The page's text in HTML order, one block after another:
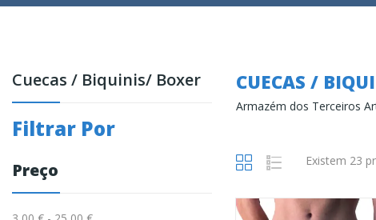
Cuecas / Biquinis/ Boxer
Filtrar Por
Preço
CUECAS /
Armazém dos Terceiros
Existem 23